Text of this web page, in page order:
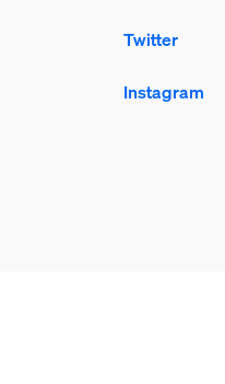
Twitter
Instagram